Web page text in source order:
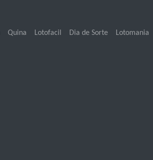
Quina Lotofacil Dia de Sorte Lotomania